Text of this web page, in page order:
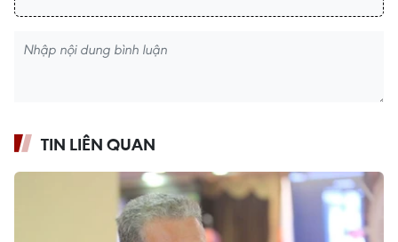
TIN LIÊN QUAN